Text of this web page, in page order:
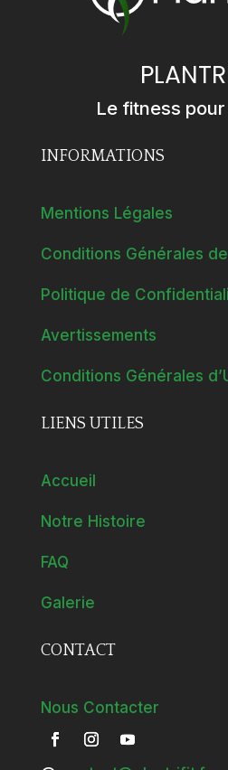
Le fitness
INFORMATIONS
Mentions Légales
Conditions Générales
Politique de
Avertissements
Conditions Générales
LIENS UTILES
Accueil
Notre Histoire
FAQ
Galerie
CONTACT
Nous Contacter